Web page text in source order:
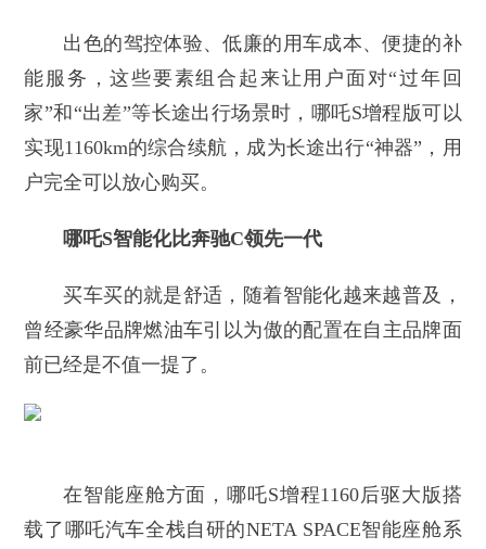
出色的驾控体验、低廉的用车成本、便捷的补
能服务，这些要素组合起来让用户面对“过年回
家”和“出差”等长途出行场景时，哪吒S增程版可以
实现1160km的综合续航，成为长途出行“神器”，用
户完全可以放心购买。
哪吒S智能化比奔驰C领先一代
买车买的就是舒适，随着智能化越来越普及，
曾经豪华品牌燃油车引以为傲的配置在自主品牌面
前已经是不值一提了。
在智能座舱方面，哪吒S增程1160后驱大版搭
载了哪吒汽车全栈自研的NETA SPACE智能座舱系